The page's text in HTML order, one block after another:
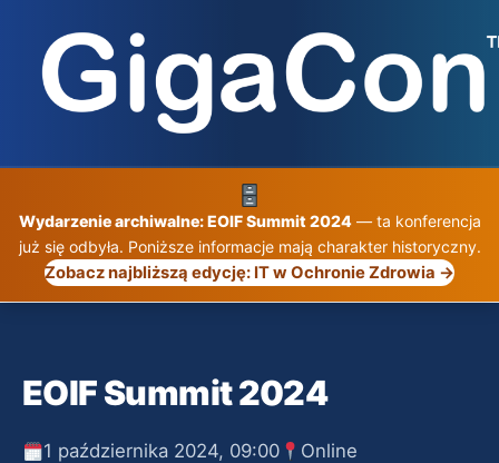
treści
Wydarzenie archiwalne: EOIF Summit 2024— ta konferencja
już się odbyła. Poniższe informacje mają charakter historyczny.
Zobacz najbliższą edycję: IT w Ochronie Zdrowia →
EOIF Summit 2024
1 października 2024, 09:00 Online